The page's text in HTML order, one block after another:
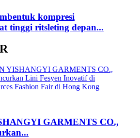
kompresi
tinggi ritsleting depan...
GARMENTS CO.,